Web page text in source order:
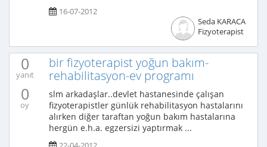
16-07-2012
Seda KARACA
Fizyoterapist
0
yanıt
0
oy
bir fizyoterapist yoğun bakım-
rehabilitasyon-ev programı
slm arkadaşlar..devlet hastanesinde çalışan
fizyoterapistler günlük rehabilitasyon hastalarını
alırken diğer taraftan yoğun bakım hastalarına
hergün e.h.a. egzersizi yaptırmak ...